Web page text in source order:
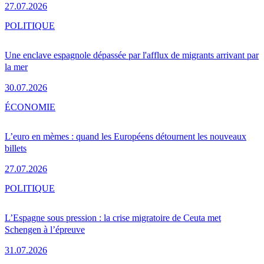
27.07.2026
Une enclave espagnole dépassée par l'afflux de migrants arrivant par
la mer
30.07.2026
POLITIQUE
L’euro en mèmes : quand les Européens détournent les nouveaux
billets
27.07.2026
ÉCONOMIE
L’Espagne sous pression : la crise migratoire de Ceuta met
Schengen à l’épreuve
31.07.2026
POLITIQUE